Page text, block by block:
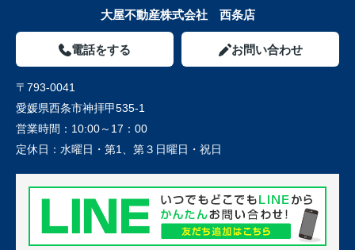
大屋不動産株式会社 西条店
電話をする お問い合わせ
〒793-0041
愛媛県西条市神拝甲535-1
営業時間： 10:00～17：00
定休日： 水曜日・第1、第３日曜日・祝日